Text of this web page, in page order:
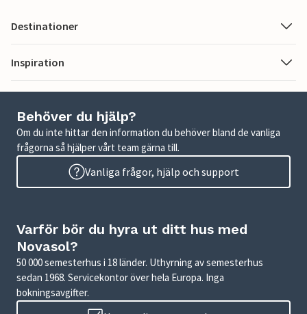
Destinationer
Inspiration
Behöver du hjälp?
Om du inte hittar den information du behöver bland de vanliga
frågorna så hjälper vårt team gärna till.
Vanliga frågor, hjälp och support
Varför bör du hyra ut ditt hus med
Novasol?
50 000 semesterhus i 18 länder. Uthyrning av semesterhus
sedan 1968. Servicekontor över hela Europa. Inga
bokningsavgifter.